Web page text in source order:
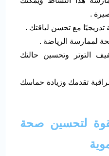
.
تدريجيًا مع تحسن لياقتك .
لممارسة الرياضة .
التوتر وتحسين حالتك
تقدمك وزيادة حماسك
لتحسين صحة